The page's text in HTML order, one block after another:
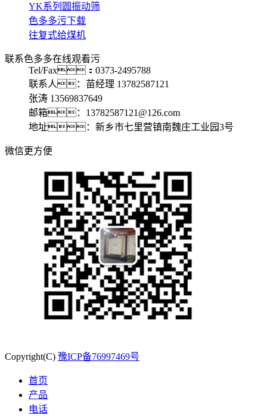
YK系列圆振动筛
色多多污下载
往复式给煤机
联系色多多在线观看污
Tel/Fax：0373-2495788
联系人：苗经理 13782587121
张涛 13569837649
邮箱：13782587121@126.com
地址：新乡市七里营镇南魏庄工业园3号
微信更方便
Copyright(C) 豫ICP备76997469号
首页
产品
电话